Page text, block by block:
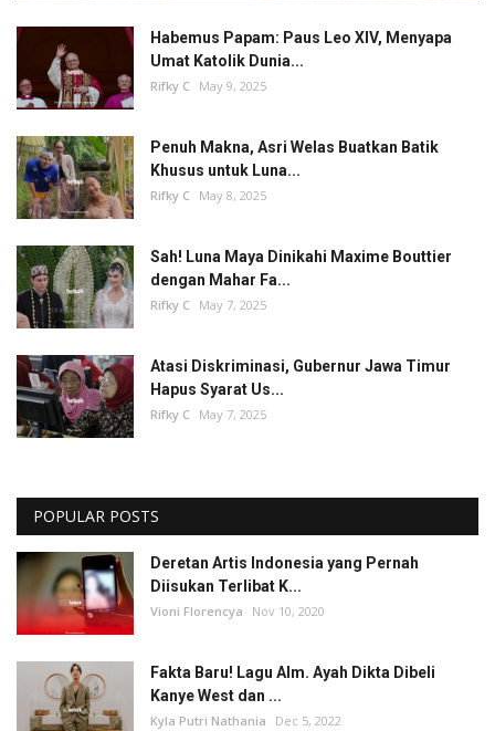
Habemus Papam: Paus Leo XIV, Menyapa
Umat Katolik Dunia...
Rifky C May 9, 2025
Penuh Makna, Asri Welas Buatkan Batik
Khusus untuk Luna...
Rifky C May 8, 2025
Sah! Luna Maya Dinikahi Maxime Bouttier
dengan Mahar Fa...
Rifky C May 7, 2025
Atasi Diskriminasi, Gubernur Jawa Timur
Hapus Syarat Us...
Rifky C May 7, 2025
POPULAR POSTS
Deretan Artis Indonesia yang Pernah
Diisukan Terlibat K...
Vioni Florencya Nov 10, 2020
Fakta Baru! Lagu Alm. Ayah Dikta Dibeli
Kanye West dan ...
Kyla Putri Nathania Dec 5, 2022